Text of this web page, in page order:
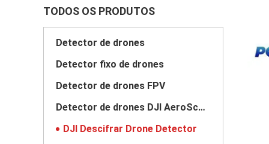
TODOS OS PRODUTOS
Detector de drones
Detector fixo de drones
Detector de drones FPV
Detector de drones DJI AeroScope
DJI Descifrar Drone Detector